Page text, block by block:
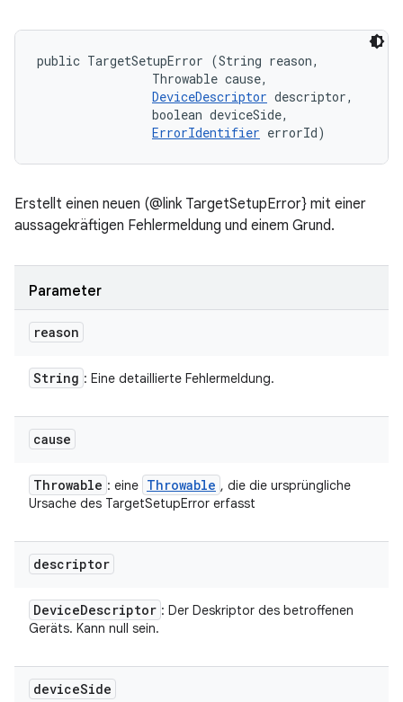
public TargetSetupError (String reason,
                Throwable cause,
DeviceDescriptor descriptor,
                boolean deviceSide,
ErrorIdentifier errorId)
Erstellt einen neuen (@link TargetSetupError} mit einer
aussagekräftigen Fehlermeldung und einem Grund.
Parameter
reason
String : Eine detaillierte Fehlermeldung.
cause
Throwable : eine Throwable , die die ursprüngliche
Ursache des TargetSetupError erfasst
descriptor
DeviceDescriptor : Der Deskriptor des betroffenen
Geräts. Kann null sein.
deviceSide